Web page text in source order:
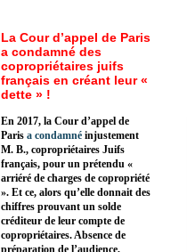
La Cour d’appel de Paris
a condamné des
copropriétaires juifs
français en créant leur «
dette » !
En 2017, la Cour d’appel de
Paris a condamné injustement
M. B., copropriétaires Juifs
français, pour un prétendu «
arriéré de charges de copropriété
». Et ce, alors qu’elle donnait des
chiffres prouvant un solde
créditeur de leur compte de
copropriétaires. Absence de